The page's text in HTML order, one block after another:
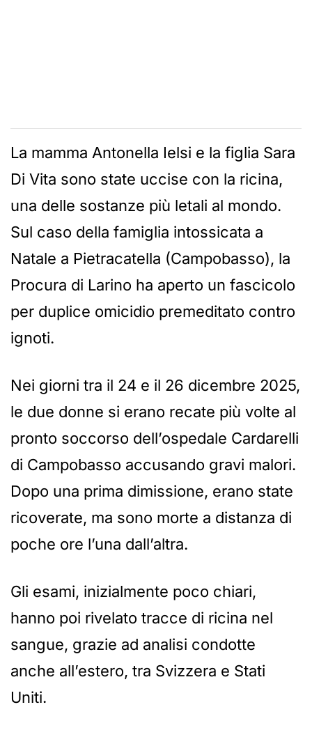
La mamma Antonella Ielsi e la figlia Sara
Di Vita sono state uccise con la ricina,
una delle sostanze più letali al mondo.
Sul caso della famiglia intossicata a
Natale a Pietracatella (Campobasso), la
Procura di Larino ha aperto un fascicolo
per duplice omicidio premeditato contro
ignoti.
Nei giorni tra il 24 e il 26 dicembre 2025,
le due donne si erano recate più volte al
pronto soccorso dell’ospedale Cardarelli
di Campobasso accusando gravi malori.
Dopo una prima dimissione, erano state
ricoverate, ma sono morte a distanza di
poche ore l’una dall’altra.
Gli esami, inizialmente poco chiari,
hanno poi rivelato tracce di ricina nel
sangue, grazie ad analisi condotte
anche all’estero, tra Svizzera e Stati
Uniti.